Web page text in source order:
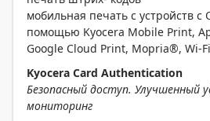
мобильная печать с устройств с
помощью Kyocera Mobile Print,
Google Cloud Print, Mopria®, Wi-
Kyocera Card Authentication
Безопасный доступ. Улучшенный
мониторинг